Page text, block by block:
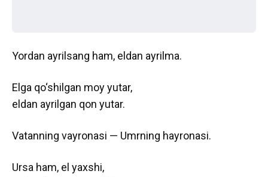
Yordan ayrilsang ham, eldan ayrilma.
Elga qo‘shilgan moy yutar,
eldan ayrilgan qon yutar.
Vatanning vayronasi — Umrning hayronasi.
Ursa ham, el yaxshi,